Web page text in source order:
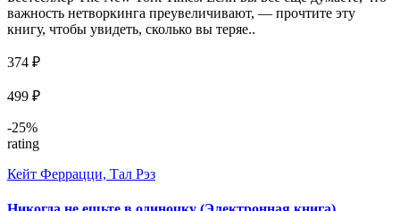
важность нетворкинга преувеличивают, — прочтите эту
книгу, чтобы увидеть, сколько вы теряе..
374 ₽
499 ₽
-25%
rating
Кейт Феррацци, Тал Рэз